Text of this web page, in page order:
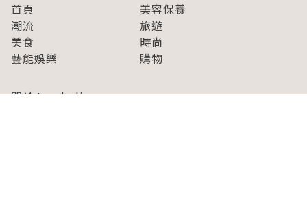
首頁
美容保養
潮流
旅遊
美食
時尚
藝能娛樂
購物
關於Japaholic